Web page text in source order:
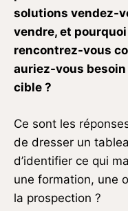
solutions vendez-
vendre, et
rencontrez-vous
auriez-vous
cible ?
Ce sont les
de dresser un
d’identifier ce qui
une formation, une
la prospection ?